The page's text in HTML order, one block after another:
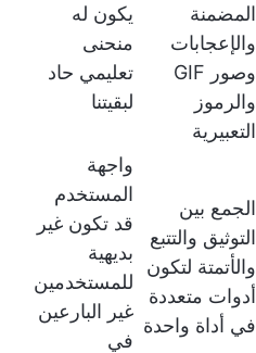
المضمنة
والإعجابات
وصور GIF
والرموز
التعبيرية
يكون له
منحنى
تعليمي حاد
لبقيتنا
الجمع بين
التوثيق والتتبع
والأتمتة لتكون
أدوات متعددة
في أداة واحدة
واجهة
المستخدم
قد تكون غير
بديهية
للمستخدمين
غير البارعين
في